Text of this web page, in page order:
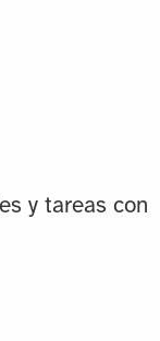
y tareas con